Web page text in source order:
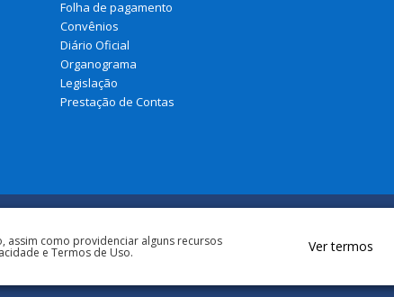
Folha de pagamento
Convênios
Diário Oficial
Organograma
Legislação
Prestação de Contas
Todos os direitos reservados à Câmara
assim como providenciar alguns recursos
e Termos de Uso. Ver termos